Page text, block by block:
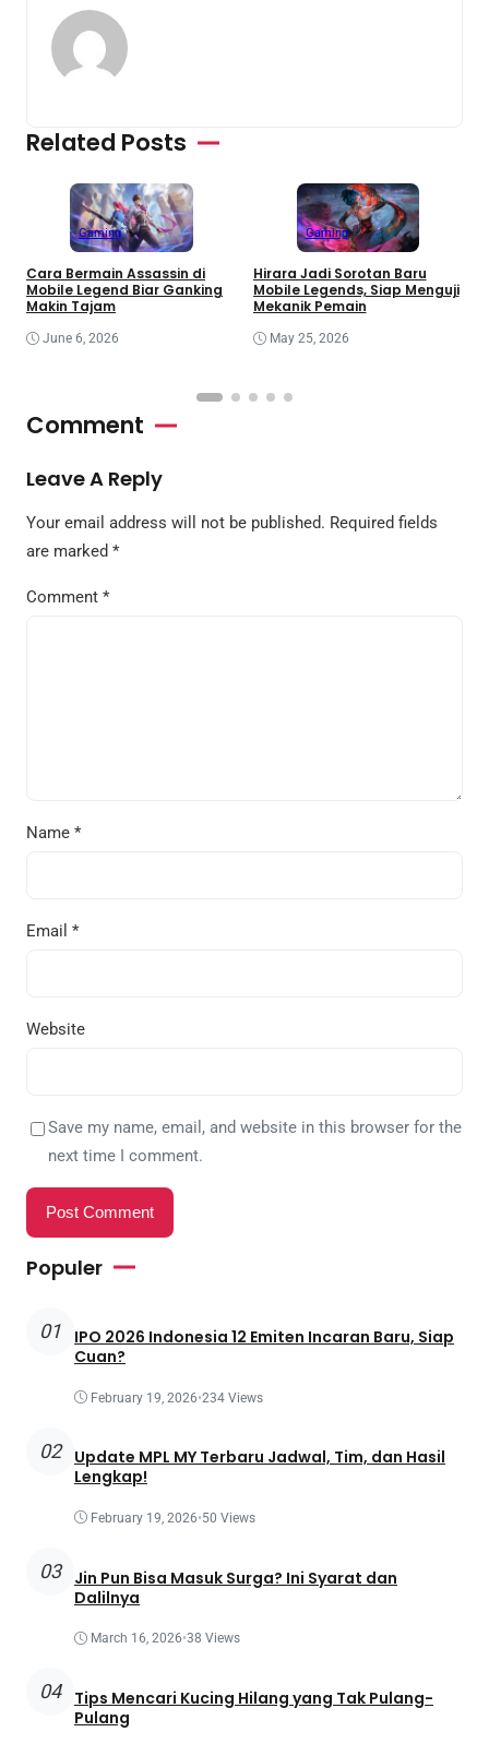
Related Posts
Gaming
Cara Bermain Assassin di
Mobile Legend Biar Ganking
Makin Tajam
June 6, 2026
Gaming
Hirara Jadi Sorotan Baru
Mobile Legends, Siap Menguji
Mekanik Pemain
May 25, 2026
Comment
Leave A Reply
Your email address will not be published. Required fields
are marked *
Comment *
Name *
Email *
Website
Save my name, email, and website in this browser for the
next time I comment.
Populer
01
IPO 2026 Indonesia 12 Emiten Incaran Baru, Siap
Cuan?
February 19, 2026•234 Views
02
Update MPL MY Terbaru Jadwal, Tim, dan Hasil
Lengkap!
February 19, 2026•50 Views
03
Jin Pun Bisa Masuk Surga? Ini Syarat dan
Dalilnya
March 16, 2026•38 Views
04
Tips Mencari Kucing Hilang yang Tak Pulang-
Pulang